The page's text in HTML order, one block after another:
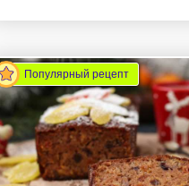
Популярный рецепт